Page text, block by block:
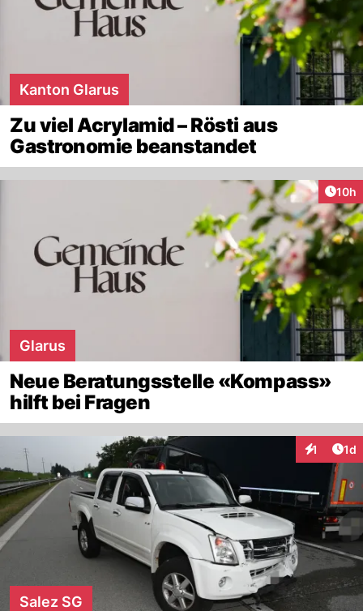
Kanton Glarus
Zu viel Acrylamid – Rösti aus
Gastronomie beanstandet
10h
Glarus
Neue Beratungsstelle «Kompass»
hilft bei Fragen
1 1d
Salez SG